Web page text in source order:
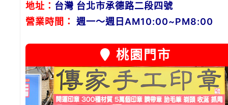
地址： 台灣 台北市承德路二段四號
營業時間：
週一～週日AM10:00~PM8:00
桃園門市